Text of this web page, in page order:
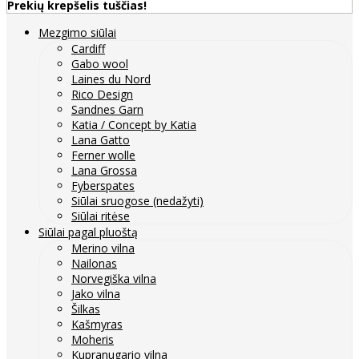
Prekių krepšelis tuščias!
Mezgimo siūlai
Cardiff
Gabo wool
Laines du Nord
Rico Design
Sandnes Garn
Katia / Concept by Katia
Lana Gatto
Ferner wolle
Lana Grossa
Fyberspates
Siūlai sruogose (nedažyti)
Siūlai ritėse
Siūlai pagal pluoštą
Merino vilna
Nailonas
Norvegiška vilna
Jako vilna
Šilkas
Kašmyras
Moheris
Kupranugario vilna